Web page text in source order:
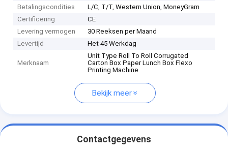
Betalingscondities
L/C, T/T, Western Union, MoneyGram
Certificering
CE
Levering vermogen
30 Reeksen per Maand
Levertijd
Het 45 Werkdag
Merknaam
Unit Type Roll To Roll Corrugated
Carton Box Paper Lunch Box Flexo
Printing Machine
Bekijk meer
Contactgegevens